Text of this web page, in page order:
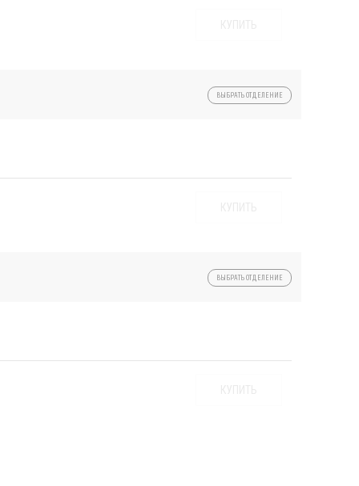
ВЫБРАТЬ ОТДЕЛЕНИЕ
ВЫБРАТЬ ОТДЕЛЕНИЕ